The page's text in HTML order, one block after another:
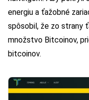
energiu a ťažobné
spôsobil, že zo strany
množstvo Bitcoinov,
bitcoinov.